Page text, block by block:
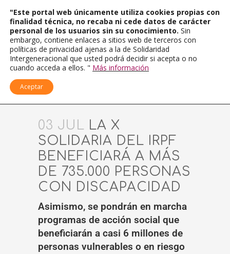
03 JUL LA X
SOLIDARIA DEL IRPF
BENEFICIARÁ A MÁS
DE 735.000 PERSONAS
CON DISCAPACIDAD
Asimismo, se pondrán en marcha
programas de acción social que
beneficiarán a casi 6 millones de
personas vulnerables o en riesgo
"Este portal web únicamente utiliza cookies propias con
finalidad técnica, no recaba ni cede datos de carácter
personal de los usuarios sin su conocimiento. Sin
embargo, contiene enlaces a sitios web de terceros con
políticas de privacidad ajenas a la de Solidaridad
Intergeneracional que usted podrá decidir si acepta o no
cuando acceda a ellos. " Más información
Aceptar